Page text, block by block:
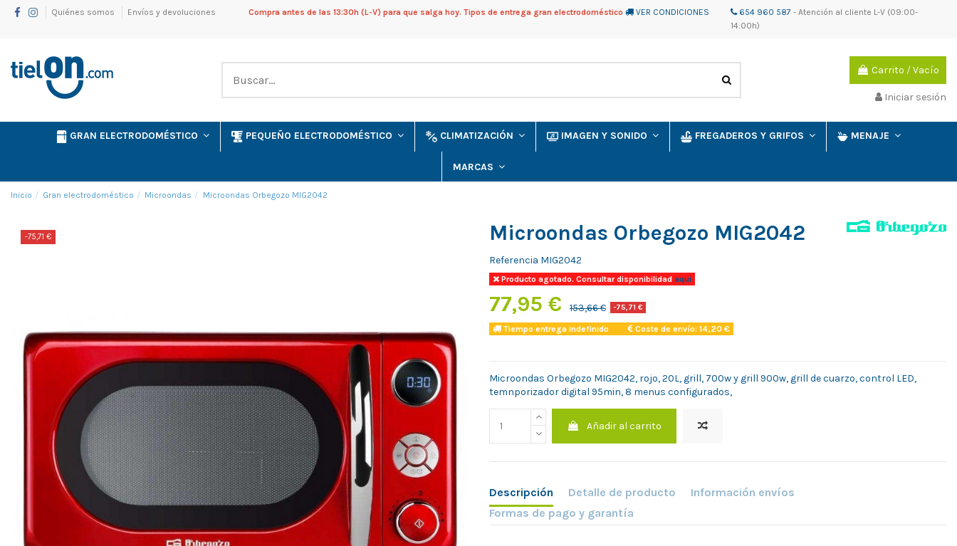
Quiénes somos Envíos y devoluciones Compra antes de las 13:30h (L-V) para que salga hoy. Tipos de entrega gran electrodoméstico VER CONDICIONES 654 960 587 - Atención al cliente L-V (09:00-
14:00h)
Carrito /Vacío
Iniciar sesión
GRAN ELECTRODOMÉSTICO PEQUEÑO ELECTRODOMÉSTICO CLIMATIZACIÓN IMAGEN Y SONIDO FREGADEROS Y GRIFOS MENAJE
MARCAS
Inicio Gran electrodoméstico Microondas Microondas Orbegozo MIG2042
-75,71 € Microondas Orbegozo MIG2042
Referencia MIG2042
Producto agotado. Consultar disponibilidadaqui
77,95 € 153,66 € -75,71 €
Tiempo entrega indefinido Coste de envío: 14,20 €
Microondas Orbegozo MIG2042, rojo, 20L, grill, 700w y grill 900w, grill de cuarzo, control LED,
temnporizador digital 95min, 8 menus configurados,
Añadir al carrito
Descripción Detalle de producto
Información envíos
Formas de pago y garantía